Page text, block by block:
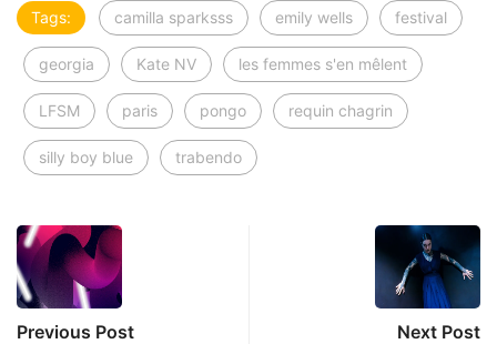
Tags: camilla sparksss emily wells festival
georgia Kate NV les femmes s'en mêlent
LFSM paris pongo requin chagrin
silly boy blue trabendo
Previous Post Next Post